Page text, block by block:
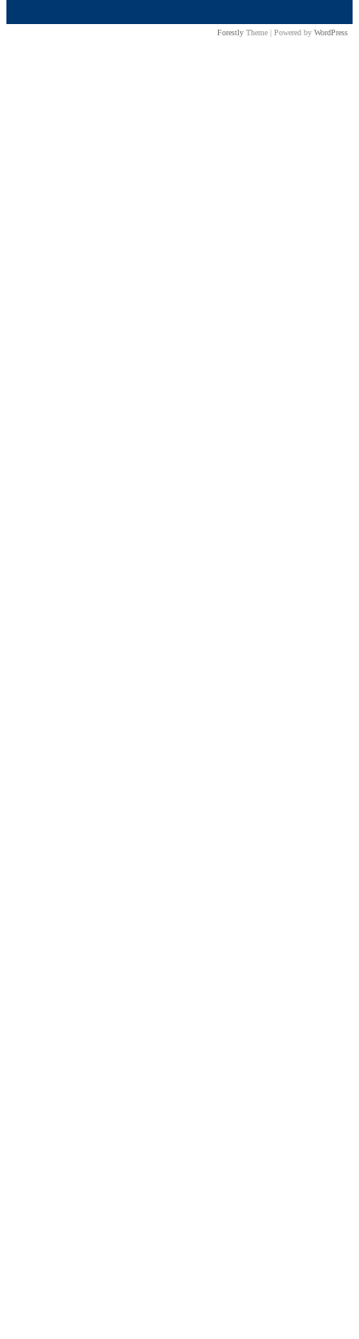
Forestly Theme | Powered by WordPress